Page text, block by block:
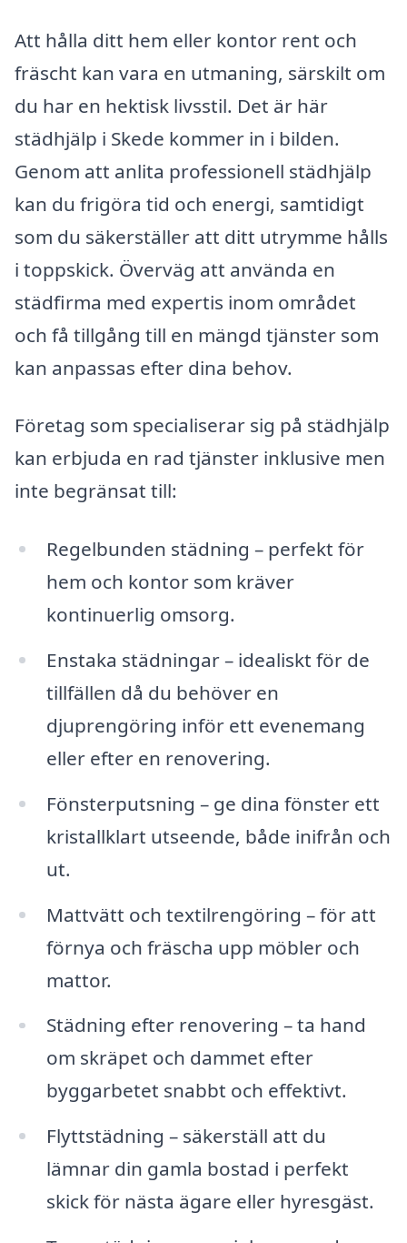
Att hålla ditt hem eller kontor rent och
fräscht kan vara en utmaning, särskilt om
du har en hektisk livsstil. Det är här
städhjälp i Skede kommer in i bilden.
Genom att anlita professionell städhjälp
kan du frigöra tid och energi, samtidigt
som du säkerställer att ditt utrymme hålls
i toppskick. Överväg att använda en
städfirma med expertis inom området
och få tillgång till en mängd tjänster som
kan anpassas efter dina behov.
Företag som specialiserar sig på städhjälp
kan erbjuda en rad tjänster inklusive men
inte begränsat till:
Regelbunden städning – perfekt för
hem och kontor som kräver
kontinuerlig omsorg.
Enstaka städningar – idealiskt för de
tillfällen då du behöver en
djuprengöring inför ett evenemang
eller efter en renovering.
Fönsterputsning – ge dina fönster ett
kristallklart utseende, både inifrån och
ut.
Mattvätt och textilrengöring – för att
förnya och fräscha upp möbler och
mattor.
Städning efter renovering – ta hand
om skräpet och dammet efter
byggarbetet snabbt och effektivt.
Flyttstädning – säkerställ att du
lämnar din gamla bostad i perfekt
skick för nästa ägare eller hyresgäst.